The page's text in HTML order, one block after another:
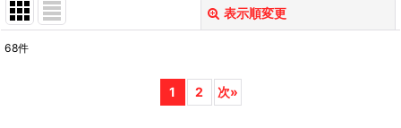
表示順変更
68件
1 2 次»